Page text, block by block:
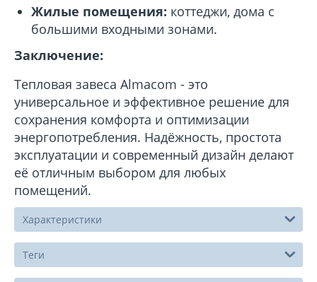
Жилые помещения: коттеджи, дома с
большими входными зонами.
Заключение:
Тепловая завеса Almacom - это
универсальное и эффективное решение для
сохранения комфорта и оптимизации
энергопотребления. Надёжность, простота
эксплуатации и современный дизайн делают
её отличным выбором для любых
помещений.
Характеристики
Теги